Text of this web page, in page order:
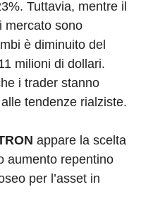
Tuttavia, mentre il
mercato sono
è diminuito del
milioni di dollari.
i trader stanno
tendenze rialziste.
appare la scelta
aumento repentino
per l’asset in